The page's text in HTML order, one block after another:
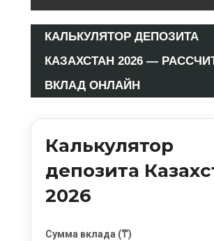
КАЛЬКУЛЯТОР ДЕПОЗИТА
КАЗАХСТАН 2026 —
ВКЛАД ОНЛАЙН
Калькулятор
депозита
2026
Сумма вклада (₸)